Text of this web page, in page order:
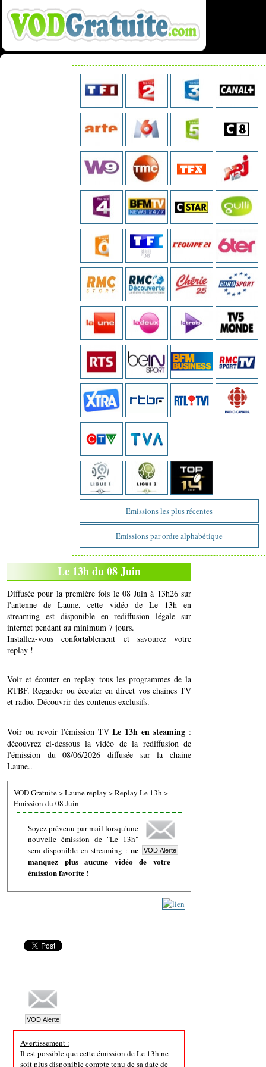
Emissions les plus récentes
Emissions par ordre alphabétique
Le 13h du 08 Juin
Diffusée pour la première fois le 08 Juin à 13h26 sur
l'antenne de Laune, cette vidéo de Le 13h en
streaming est disponible en rediffusion légale sur
internet pendant au minimum 7 jours.
Installez-vous confortablement et savourez votre
replay !
Voir et écouter en replay tous les programmes de la
RTBF. Regarder ou écouter en direct vos chaînes TV
et radio. Découvrir des contenus exclusifs.
Voir ou revoir l'émission TVLe 13h en steaming :
découvrez ci-dessous la vidéo de la rediffusion de
l'émission du 08/06/2026 diffusée sur la chaine
Laune..
VOD Gratuite>Laune replay >Replay Le 13h >
Emission du 08 Juin
Soyez prévenu par mail lorsqu'une
nouvelle émission de "Le 13h"
sera disponible en streaming : ne
manquez plus aucune vidéo de votre
émission favorite !
Avertissement :
Il est possible que cette émission de Le 13h ne
soit plus disponible compte tenu de sa date de